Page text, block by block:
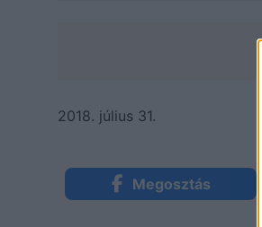
2018. július 31.
Megosztás